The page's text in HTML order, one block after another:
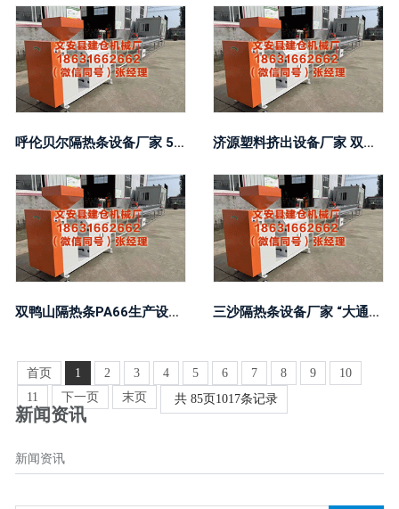
呼伦贝尔隔热条设备厂家 5年期好意思债收益率跌1.93个基点报4.384 济源塑料挤出设备厂家 双球089期历史同时号码全汇总
双鸭山隔热条PA66生产设备 新泉股份：上半年净利润4.14亿元 同比下落1.9 三沙隔热条设备厂家 “大通胀”恐卷土重来？小摩直指相通特征 提议用大量商品资产对冲！
首页 1 2 3 4 5 6 7 8 9
10
11
下一页 末页 共85页1017条记录
新闻资讯
新闻资讯